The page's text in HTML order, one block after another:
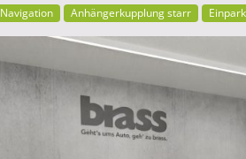
Navigation Anhängerkupplung starr